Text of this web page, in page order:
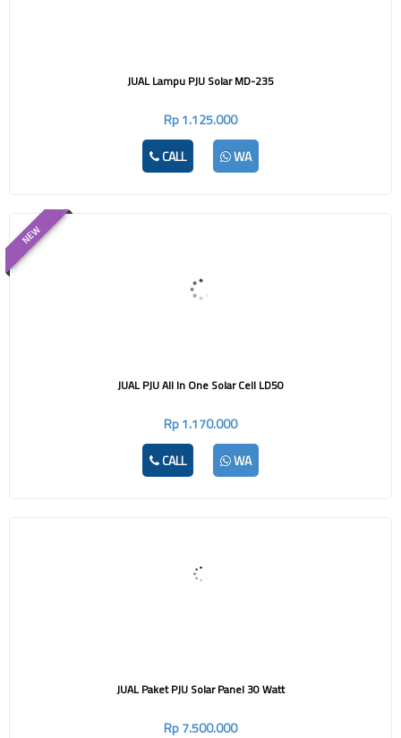
JUAL Lampu PJU Solar MD-235
Rp 1.125.000
CALL
WA
NEW
JUAL PJU All In One Solar Cell LD50
Rp 1.170.000
CALL
WA
JUAL Paket PJU Solar Panel 30 Watt
Rp 7.500.000